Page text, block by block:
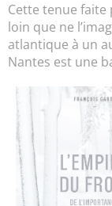
Cette tenue faite
loin que ne
atlantique à un
Nantes est une